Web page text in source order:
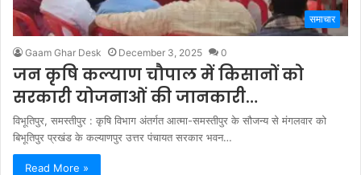
समाचार
Gaam Ghar Desk December 3, 2025 0
जन कृषि कल्याण चौपाल में किसानों को
सरकारी योजनाओं की जानकारी…
विभूतिपुर, समस्तीपुर : कृषि विभाग अंतर्गत आत्मा-समस्तीपुर के सौजन्य से मंगलवार को
बिभूतिपुर प्रखंड के कल्याणपुर उत्तर पंचायत सरकार भवन…
Read More »